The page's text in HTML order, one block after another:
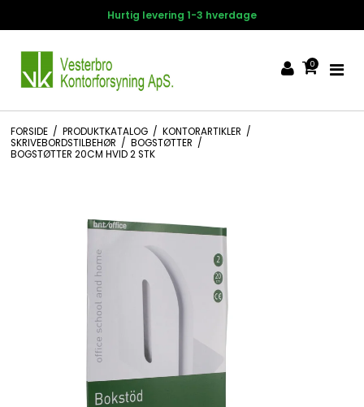
Hurtig levering 1-3 hverdage
0
FORSIDE / PRODUKTKATALOG / KONTORARTIKLER /
SKRIVEBORDSTILBEHØR / BOGSTØTTER /
BOGSTØTTER 20CM HVID 2 STK